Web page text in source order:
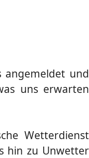
angemeldet und
uns erwarten
Wetterdienst
hin zu Unwetter